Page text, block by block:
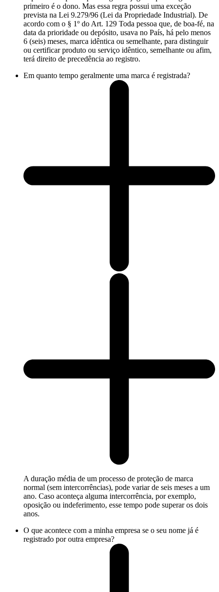
primeiro é o dono. Mas essa regra possui uma exceção
prevista na Lei 9.279/96 (Lei da Propriedade Industrial). De
acordo com o § 1º do Art. 129 Toda pessoa que, de boa-fé, na
data da prioridade ou depósito, usava no País, há pelo menos
6 (seis) meses, marca idêntica ou semelhante, para distinguir
ou certificar produto ou serviço idêntico, semelhante ou afim,
terá direito de precedência ao registro.
Em quanto tempo geralmente uma marca é registrada?
A duração média de um processo de proteção de marca
normal (sem intercorrências), pode variar de seis meses a um
ano. Caso aconteça alguma intercorrência, por exemplo,
oposição ou indeferimento, esse tempo pode superar os dois
anos.
O que acontece com a minha empresa se o seu nome já é
registrado por outra empresa?